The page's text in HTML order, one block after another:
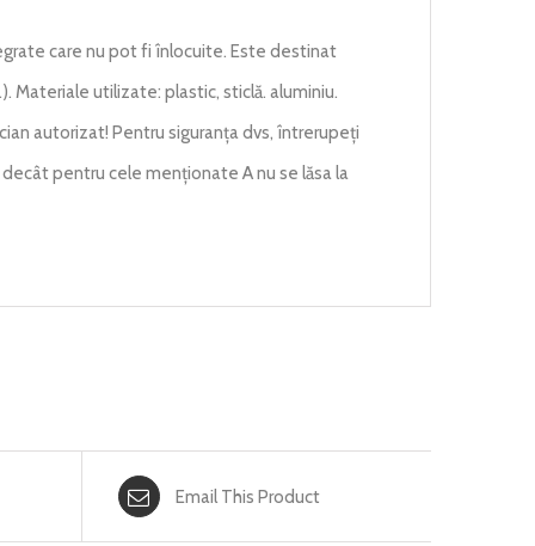
care nu pot fi înlocuite. Este destinat
Materiale utilizate: plastic, sticlă. aluminiu.
autorizat! Pentru siguranța dvs, întrerupeți
pentru cele menționate A nu se lăsa la
Email This Product